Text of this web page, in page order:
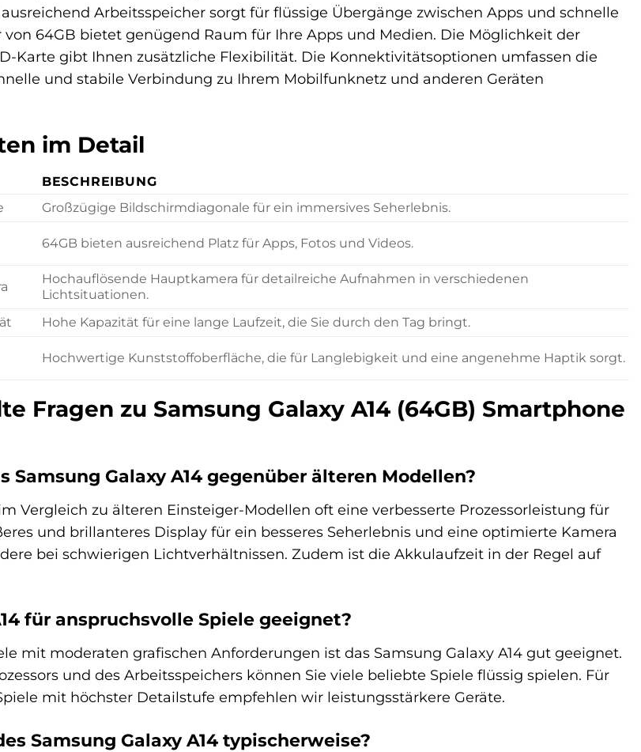
Arbeitsspeicher sorgt für flüssige Übergänge zwischen Apps und schnelle
von 64GB bietet genügend Raum für Ihre Apps und Medien. Die Möglichkeit der
Karte gibt Ihnen zusätzliche Flexibilität. Die Konnektivitätsoptionen umfassen die
und stabile Verbindung zu Ihrem Mobilfunknetz und anderen Geräten
im Detail
BESCHREIBUNG
Großzügige Bildschirmdiagonale für ein immersives Seherlebnis.
64GB bieten ausreichend Platz für Apps, Fotos und Videos.
Hochauflösende Hauptkamera für detailreiche Aufnahmen in verschiedenen
Lichtsituationen.
Hohe Kapazität für eine lange Laufzeit, die Sie durch den Tag bringt.
Hochwertige Kunststoffoberfläche, die für Langlebigkeit und eine angenehme Haptik sorgt.
Fragen zu Samsung Galaxy A14 (64GB) Smartphone
Galaxy A14 gegenüber älteren Modellen?
Vergleich zu älteren Einsteiger-Modellen oft eine verbesserte Prozessorleistung für
und brillanteres Display für ein besseres Seherlebnis und eine optimierte Kamera
bei schwierigen Lichtverhältnissen. Zudem ist die Akkulaufzeit in der Regel auf
für anspruchsvolle Spiele geeignet?
mit moderaten grafischen Anforderungen ist das Samsung Galaxy A14 gut geeignet.
und des Arbeitsspeichers können Sie viele beliebte Spiele flüssig spielen. Für
mit höchster Detailstufe empfehlen wir leistungsstärkere Geräte.
Samsung Galaxy A14 typischerweise?